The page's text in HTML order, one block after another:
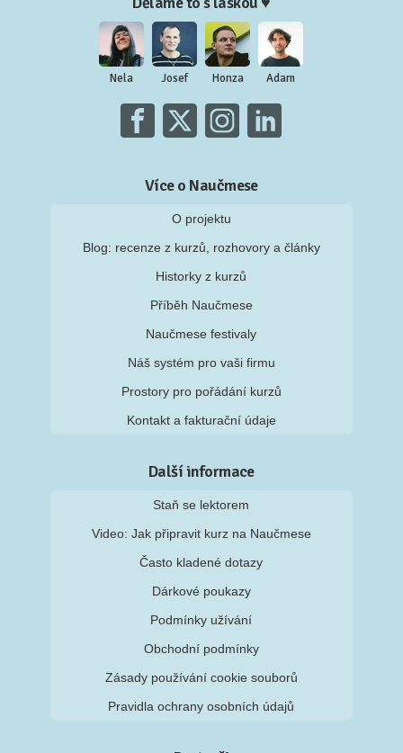
Nela Josef Honza Adam
Více o Naučmese
O projektu
Blog: recenze z kurzů, rozhovory a články
Historky z kurzů
Příběh Naučmese
Naučmese festivaly
Náš systém pro vaši firmu
Prostory pro pořádání kurzů
Kontakt a fakturační údaje
Další informace
Staň se lektorem
Video: Jak připravit kurz na Naučmese
Často kladené dotazy
Dárkové poukazy
Podmínky užívání
Obchodní podmínky
Zásady používání cookie souborů
Pravidla ochrany osobních údajů